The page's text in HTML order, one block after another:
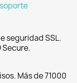
seguridad SSL.
Secure.
Más de 71000